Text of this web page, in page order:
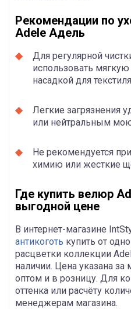
Рекомендации по
Adele Адель
Для регулярной
использовать
насадкой для
Легкие загрязнения
или нейтральным
Не рекомендуется
химию или жесткие
Где купить велюр
выгодной цене
В интернет-магазине
антикоготь купить от
расцветки коллекции
наличии. Цена указана
оптом и в розницу. Для
оттенка или расчёту
менеджерам магазина.